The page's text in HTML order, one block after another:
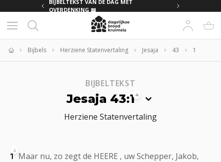
BIJBELTEKST VAN DE DAG MET
OVERDENKING 📖
Home
Bijbels Herziene Statenvertaling Jesaja 43 1
BIJBELTEKST
Jesaja 43:14
Herziene Statenvertaling
1
4
Maar nu, zo zegt de HEERE , uw Schepper, Jakob,